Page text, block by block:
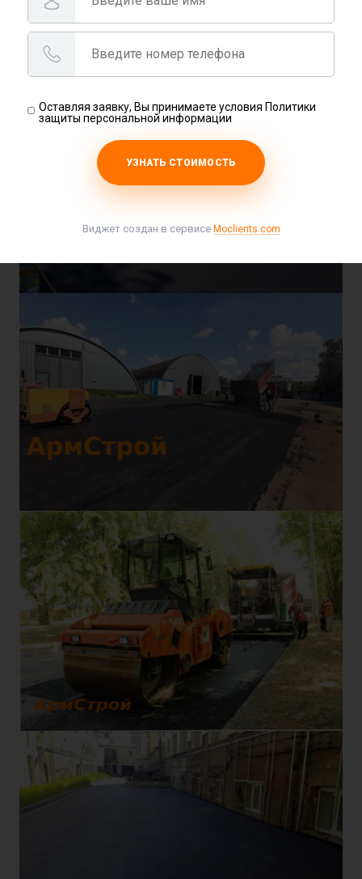
Оставляя заявку, Вы принимаете условия Политики
защиты персональной информации
УЗНАТЬ СТОИМОСТЬ
Виджет создан в сервисе Moclients.com